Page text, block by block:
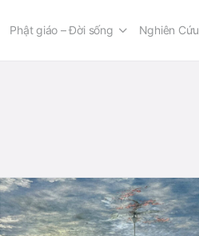
Phật giáo – Đời sống Nghiên Cứu